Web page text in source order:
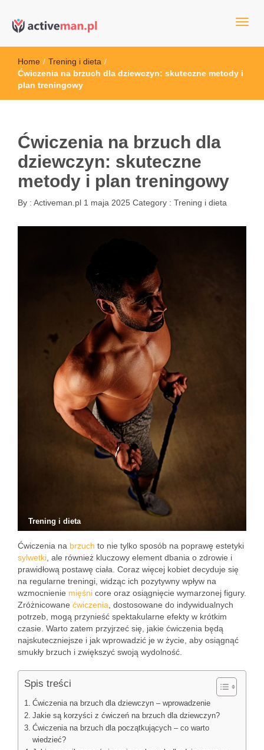
active man – sprzęt sportowy
sportowym
Home / Trening i dieta /
Ćwiczenia na brzuch dla dziewczyn: skuteczne metody i
plan treningowy
Ćwiczenia na brzuch dla
dziewczyn: skuteczne
metody i plan treningowy
By : Activeman.pl 1 maja 2025 Category : Trening i dieta
Trening i dieta
Ćwiczenia na brzuch to nie tylko sposób na poprawę estetyki
sylwetki , ale również kluczowy element dbania o zdrowie i
prawidłową postawę ciała. Coraz więcej kobiet decyduje się
na regularne treningi, widząc ich pozytywny wpływ na
wzmocnienie mięśni core oraz osiągnięcie wymarzonej figury.
Zróżnicowane ćwiczenia , dostosowane do indywidualnych
potrzeb, mogą przynieść spektakularne efekty w krótkim
czasie. Warto zatem przyjrzeć się, jakie ćwiczenia będą
najskuteczniejsze i jak wprowadzić je w życie, aby osiągnąć
smukły brzuch i zwiększyć swoją wydolność.
Spis treści
Ćwiczenia na brzuch dla dziewczyn – wprowadzenie
Jakie są korzyści z ćwiczeń na brzuch dla dziewczyn?
Ćwiczenia na brzuch dla początkujących – co warto
wiedzieć?